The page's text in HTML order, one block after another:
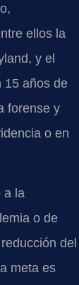
ellos la
y el
15 años de
forense y
o en
a la
o de
del
meta es